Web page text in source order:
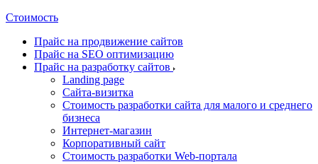
Стоимость
Прайс на продвижение сайтов
Прайс на SEO оптимизацию
Прайс на разработку сайтов
Landing page
Cайта-визитка
Стоимость разработки сайта для малого и среднего
бизнеса
Интернет-магазин
Корпоративный сайт
Стоимость разработки Web-портала